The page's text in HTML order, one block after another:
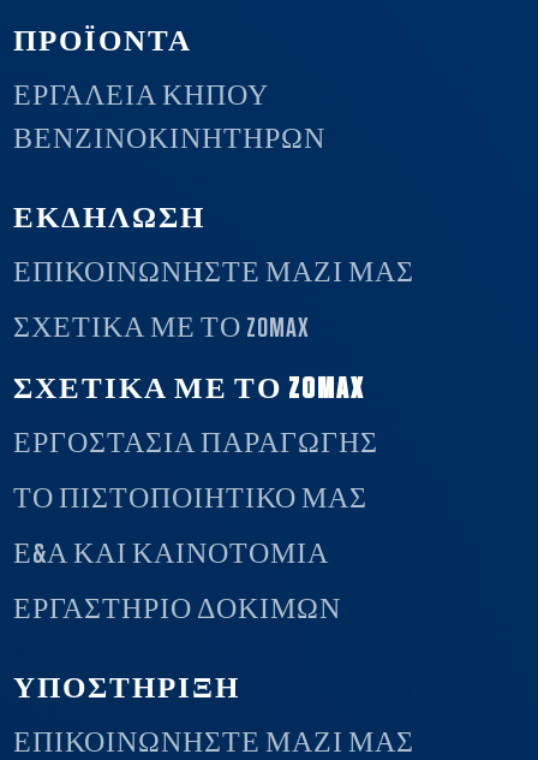
ΠΡΟΪΟΝΤΑ
ΕΡΓΑΛΕΊΑ ΚΉΠΟΥ
ΒΕΝΖΙΝΟΚΙΝΗΤΉΡΩΝ
ΕΚΔΗΛΩΣΗ
ΕΠΙΚΟΙΝΩΝΉΣΤΕ ΜΑΖΊ ΜΑΣ
ΣΧΕΤΙΚΆ ΜΕ ΤΟ ZOMAX
ΣΧΕΤΙΚΑ ΜΕ ΤΟ ZOMAX
ΕΡΓΟΣΤΑΣΙΑ ΠΑΡΑΓΩΓΗΣ
ΤΟ ΠΙΣΤΟΠΟΙΗΤΙΚΟ ΜΑΣ
Ε&Α ΚΑΙ ΚΑΙΝΟΤΟΜΙΑ
ΕΡΓΑΣΤΗΡΙΟ ΔΟΚΙΜΩΝ
ΥΠΟΣΤΗΡΙΞΗ
ΕΠΙΚΟΙΝΩΝΉΣΤΕ ΜΑΖΊ ΜΑΣ